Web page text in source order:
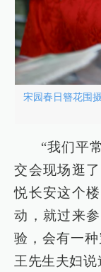
宋园春日簪花围
“我们平
交会现场逛
悦长安这个
动，就过来
验，会有一种
王先生夫妇说